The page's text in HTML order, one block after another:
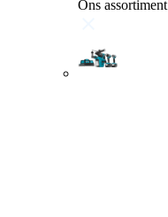
Ons assortiment